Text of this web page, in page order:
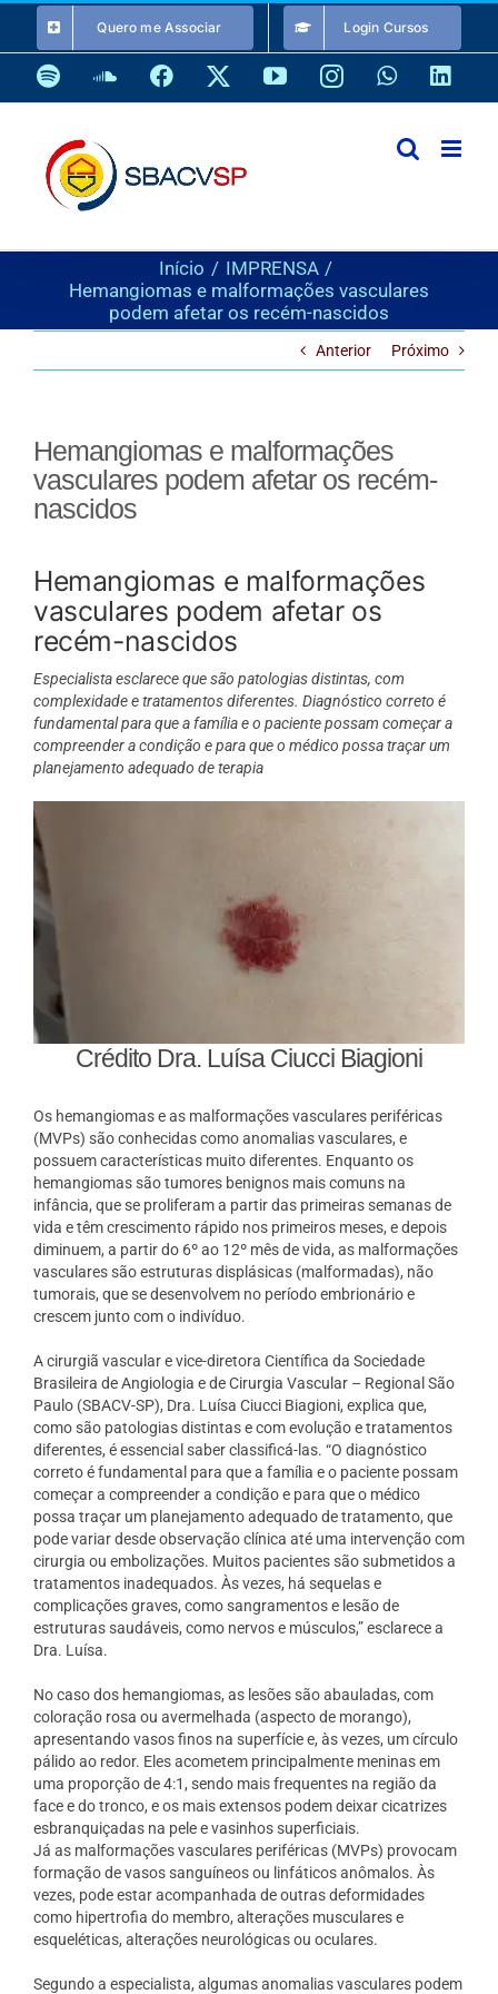
o
conteúdo
Quero me Associar Login Cursos
SpotifySoundCloud
Facebook YouTubeInstagramWhatsApp
Início
IMPRENSA
Hemangiomas e malformações vasculares
podem afetar os recém-nascidos
Anterior Próximo
Hemangiomas e malformações
vasculares podem afetar os recém-
nascidos
Hemangiomas e malformações
vasculares podem afetar os
recém-nascidos
Especialista esclarece que são patologias distintas, com
complexidade e tratamentos diferentes. Diagnóstico correto é
fundamental para que a família e o paciente possam começar a
compreender a condição e para que o médico possa traçar um
planejamento adequado de terapia
Crédito Dra. Luísa Ciucci Biagioni
Os hemangiomas e as malformações vasculares periféricas
(MVPs) são conhecidas como anomalias vasculares, e
possuem características muito diferentes. Enquanto os
hemangiomas são tumores benignos mais comuns na
infância, que se proliferam a partir das primeiras semanas de
vida e têm crescimento rápido nos primeiros meses, e depois
diminuem, a partir do 6º ao 12º mês de vida, as malformações
vasculares são estruturas displásicas (malformadas), não
tumorais, que se desenvolvem no período embrionário e
crescem junto com o indivíduo.
A cirurgiã vascular e vice-diretora Científica da Sociedade
Brasileira de Angiologia e de Cirurgia Vascular – Regional São
Paulo (SBACV-SP), Dra. Luísa Ciucci Biagioni, explica que,
como são patologias distintas e com evolução e tratamentos
diferentes, é essencial saber classificá-las. “O diagnóstico
correto é fundamental para que a família e o paciente possam
começar a compreender a condição e para que o médico
possa traçar um planejamento adequado de tratamento, que
pode variar desde observação clínica até uma intervenção com
cirurgia ou embolizações. Muitos pacientes são submetidos a
tratamentos inadequados. Às vezes, há sequelas e
complicações graves, como sangramentos e lesão de
estruturas saudáveis, como nervos e músculos,” esclarece a
Dra. Luísa.
No caso dos hemangiomas, as lesões são abauladas, com
coloração rosa ou avermelhada (aspecto de morango),
apresentando vasos finos na superfície e, às vezes, um círculo
pálido ao redor. Eles acometem principalmente meninas em
uma proporção de 4:1, sendo mais frequentes na região da
face e do tronco, e os mais extensos podem deixar cicatrizes
esbranquiçadas na pele e vasinhos superficiais.
Já as malformações vasculares periféricas (MVPs) provocam
formação de vasos sanguíneos ou linfáticos anômalos. Às
vezes, pode estar acompanhada de outras deformidades
como hipertrofia do membro, alterações musculares e
esqueléticas, alterações neurológicas ou oculares.
Segundo a especialista, algumas anomalias vasculares podem